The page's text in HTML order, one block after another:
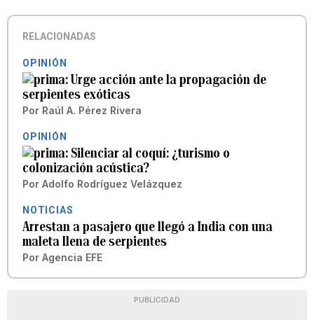
RELACIONADAS
OPINIÓN
Urge acción ante la propagación de
serpientes exóticas
Por Raúl A. Pérez Rivera
OPINIÓN
Silenciar al coquí: ¿turismo o
colonización acústica?
Por Adolfo Rodríguez Velázquez
NOTICIAS
Arrestan a pasajero que llegó a India con una
maleta llena de serpientes
Por Agencia EFE
PUBLICIDAD